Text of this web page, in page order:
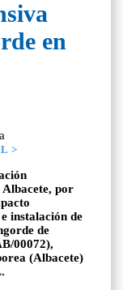
en
>
Albacete, por
instalación de
de
00072),
(Albacete)